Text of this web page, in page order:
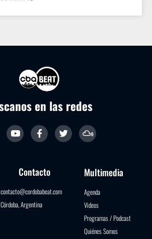
en las redes
Contacto
contacto@cordobabeat.com
Córdoba, Argentina
Multimedia
Agenda
Videos
Programas / Podcast
Quiénes Somos